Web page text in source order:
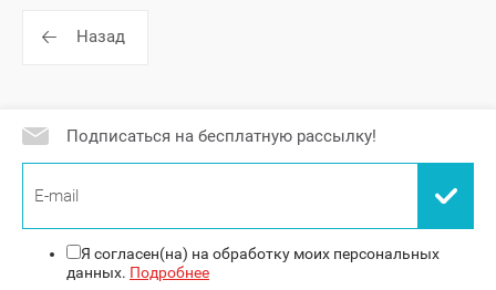
Назад
Подписаться на бесплатную рассылку!
Я согласен(на) на обработку моих персональных
данных. Подробнее